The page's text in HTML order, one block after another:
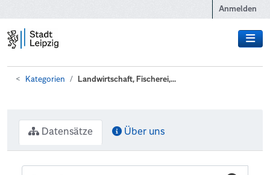
Anmelden
Kategorien Landwirtschaft, Fischerei,...
Datensätze Über uns